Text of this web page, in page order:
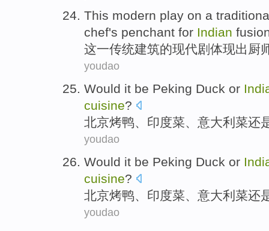
This modern play on a
chef's penchant for Indian
这一传统建筑的现代剧体现出 厨
youdao
Would it be Peking Duck or
cuisine?
北京烤鸭、 印度菜、 意大利 菜还
youdao
Would it be Peking Duck or
cuisine?
北京烤鸭、 印度菜、 意大利 菜还
youdao